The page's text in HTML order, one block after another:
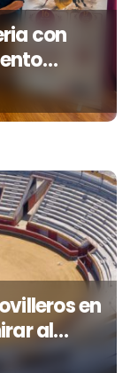
con
en
al